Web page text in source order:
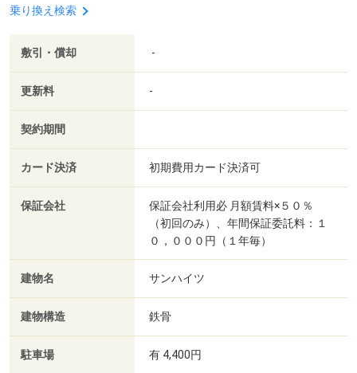
乗り換え検索
敷引・償却 -
更新料 -
契約期間
カード決済 初期費用カード決済可
保証会社
保証会社利用必 月額賃料×５０％
（初回のみ）、年間保証委託料：１
０，０００円（１年毎）
建物名 サンハイツ
建物構造 鉄骨
駐車場 有 4,400円